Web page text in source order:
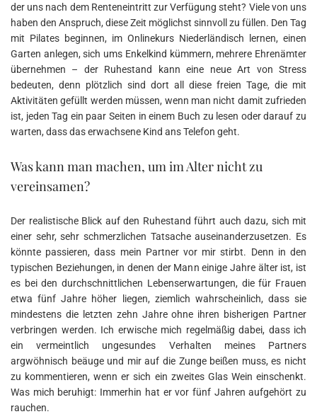
der uns nach dem Renteneintritt zur Verfügung steht? Viele von uns
haben den Anspruch, diese Zeit möglichst sinnvoll zu füllen. Den Tag
mit Pilates beginnen, im Onlinekurs Niederländisch lernen, einen
Garten anlegen, sich ums Enkelkind kümmern, mehrere Ehrenämter
übernehmen – der Ruhestand kann eine neue Art von Stress
bedeuten, denn plötzlich sind dort all diese freien Tage, die mit
Aktivitäten gefüllt werden müssen, wenn man nicht damit zufrieden
ist, jeden Tag ein paar Seiten in einem Buch zu lesen oder darauf zu
warten, dass das erwachsene Kind ans Telefon geht.
Was kann man machen, um im Alter nicht zu
vereinsamen?
Der realistische Blick auf den Ruhestand führt auch dazu, sich mit
einer sehr, sehr schmerzlichen Tatsache auseinanderzusetzen. Es
könnte passieren, dass mein Partner vor mir stirbt. Denn in den
typischen Beziehungen, in denen der Mann einige Jahre älter ist, ist
es bei den durchschnittlichen Lebenserwartungen, die für Frauen
etwa fünf Jahre höher liegen, ziemlich wahrscheinlich, dass sie
mindestens die letzten zehn Jahre ohne ihren bisherigen Partner
verbringen werden. Ich erwische mich regelmäßig dabei, dass ich
ein vermeintlich ungesundes Verhalten meines Partners
argwöhnisch beäuge und mir auf die Zunge beißen muss, es nicht
zu kommentieren, wenn er sich ein zweites Glas Wein einschenkt.
Was mich beruhigt: Immerhin hat er vor fünf Jahren aufgehört zu
rauchen.